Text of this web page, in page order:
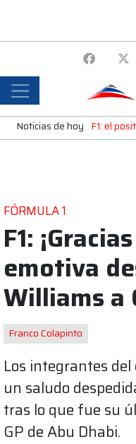
Noticias de hoy F1: el
FÓRMULA 1
F1:
emotiva
Williams a
Franco Colapinto
Los integrantes
un saludo
tras lo que fue su
GP de Abu Dhabi.